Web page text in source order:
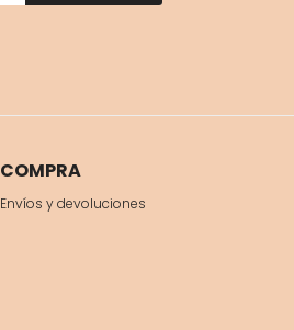
COMPRA
Envíos y devoluciones